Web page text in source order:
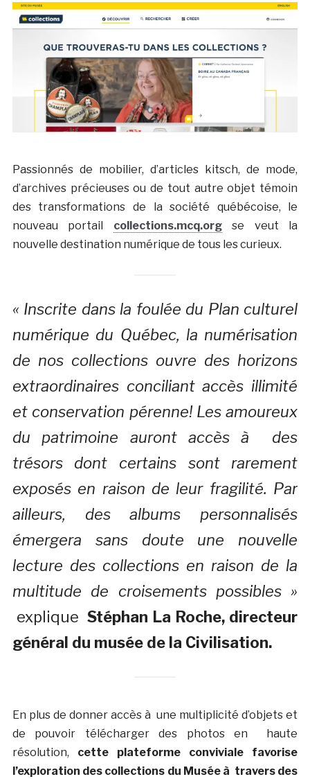
Passionnés de mobilier, d’articles kitsch, de mode,
d’archives précieuses ou de tout autre objet témoin
des transformations de la société québécoise, le
nouveau portail collections.mcq.orgse veut la
nouvelle destination numérique de tous les curieux.
« Inscrite dans la foulée du Plan culturel
numérique du Québec, la numérisation
de nos collections ouvre des horizons
extraordinaires conciliant accès illimité
et conservation pérenne! Les amoureux
du patrimoine auront accès à des
trésors dont certains sont rarement
exposés en raison de leur fragilité. Par
ailleurs, des albums personnalisés
émergera sans doute une nouvelle
lecture des collections en raison de la
multitude de croisements possibles »
explique Stéphan La Roche, directeur
général du musée de la Civilisation.
En plus de donner accès à une multiplicité d’objets et
de pouvoir télécharger des photos en haute
résolution, cette plateforme conviviale favorise
l’exploration des collections du Musée à travers des